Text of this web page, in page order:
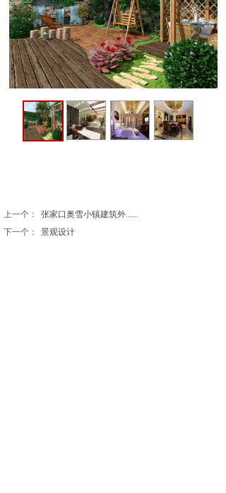
上一个：
张家口奥雪小镇建筑外......
下一个：
景观设计